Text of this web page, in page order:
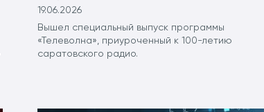
19.06.2026
Вышел специальный выпуск программы
«Телеволна», приуроченный к 100-летию
саратовского радио.